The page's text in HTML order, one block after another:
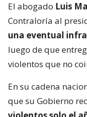
El abogado Luis
Contraloría al
una eventual
luego de que
violentos que no
En su cadena
que su Gobierno